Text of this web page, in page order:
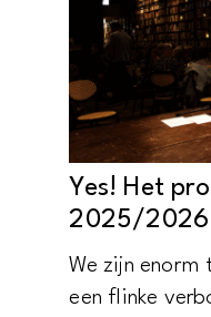
Yes! Het
2025/2026
We zijn
een flinke